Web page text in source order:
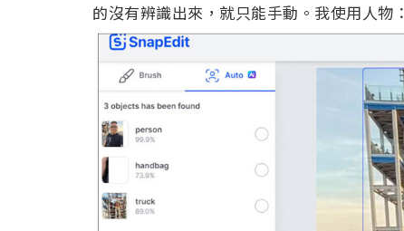
的沒有辨識出來，就只能手動。我使用人物：